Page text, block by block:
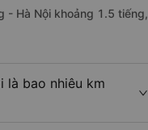
- Hà Nội khoảng 1.5 tiếng,
là bao nhiêu km